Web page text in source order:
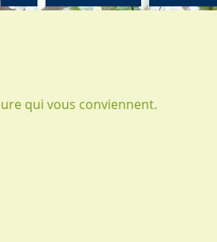
qui vous conviennent.